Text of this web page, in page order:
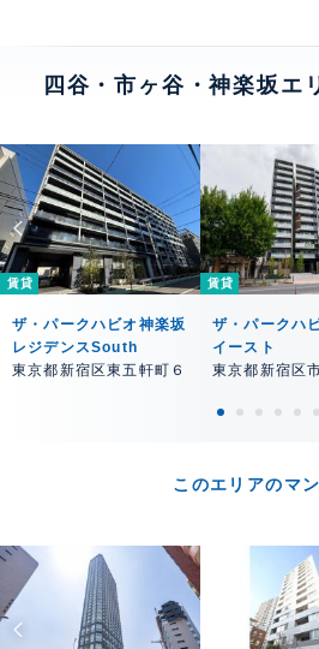
四谷・市ヶ谷・神楽坂エ
賃貸
ザ・パークハビオ神楽坂
レジデンスSouth
東京都新宿区東五軒町６
賃貸
ザ・パークハ
イースト
東京都新宿区
このエリアのマ